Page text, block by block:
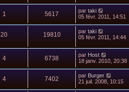
1 5617 par taki
05 févr. 2011, 14:51
20 19810 par taki
05 févr. 2011, 14:44
4 6738 par Host
18 janv. 2010, 20:38
4 7402 par Burger
21 juil. 2008, 10:15